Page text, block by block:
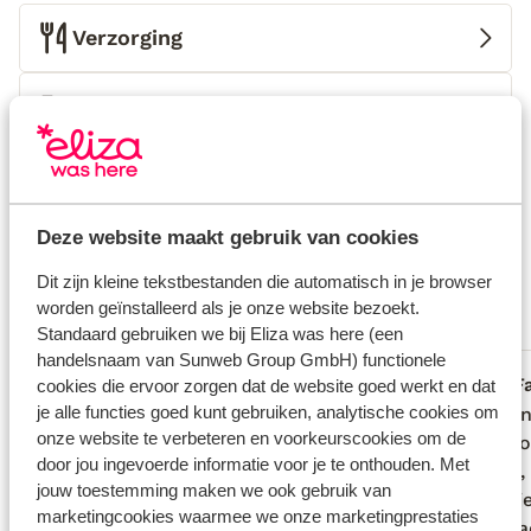
Deze website maakt gebruik van cookies
Dit zijn kleine tekstbestanden die automatisch in je browser
worden geïnstalleerd als je onze website bezoekt.
Standaard gebruiken we bij Eliza was here (een
handelsnaam van Sunweb Group GmbH) functionele
cookies die ervoor zorgen dat de website goed werkt en dat
je alle functies goed kunt gebruiken, analytische cookies om
onze website te verbeteren en voorkeurscookies om de
door jou ingevoerde informatie voor je te onthouden. Met
jouw toestemming maken we ook gebruik van
marketingcookies waarmee we onze marketingprestaties
zon op je huid... Zo zie je maar bedenk ik me, de
aanhouder wint.
Verzorging
Wat gasten vinden
Dit zijn 100% echte beoordelingen van reizigers die
jou voorgingen. Meer over reviews
9.5 Fantastisch
6 ervaringen
Meest geboekt door met familie
9.3 Fantastisch
2 aug. 2025
Wij hebben enorm genoten van ons
verblijf bij Aeriko. Mooi huis, heerlijk
zwembad, aan zee, ook voorzien van een
bbq en lieve gastvrouw. Warm welkom
Wij hebben enorm genoten van ons
verblijf bij Aeriko. Mooi huis, heerlijk
zwembad, aan zee, ook voorzien van een
bbq en lieve gastvrouw. Warm welkom
9.0
Wij
heel
Wij
heel